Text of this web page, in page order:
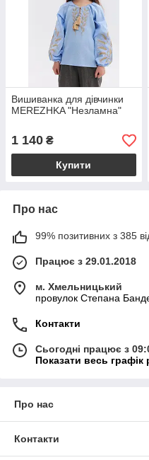
Вишиванка для дівчинки
MEREZHKA "Незламна"
1 140 ₴
Купити
Про нас
99% позитивних з 385
Працює з 29.01.2018
м. Хмельницький
провулок Степана
Контакти
Сьогодні працює з
Показати весь графік
Про нас
Контакти